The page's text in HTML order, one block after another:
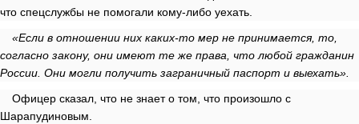
что спецслужбы не помогали кому-либо уехать.
«Если в отношении них каких-то мер не принимается, то,
согласно закону, они имеют те же права, что любой гражданин
России. Они могли получить заграничный паспорт и выехать».
Офицер сказал, что не знает о том, что произошло с
Шарапудиновым.